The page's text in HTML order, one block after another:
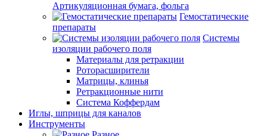
Артикуляционная бумага, фольга
Гемостатические
препараты
Системы
изоляции рабочего поля
Материалы для ретракции
Роторасширители
Матрицы, клинья
Ретракционные нити
Система Коффердам
Иглы, шприцы для каналов
Инструменты